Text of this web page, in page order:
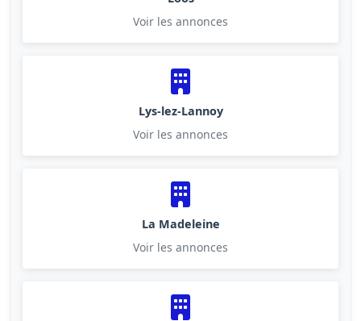
Voir les annonces
Lys-lez-Lannoy
Voir les annonces
La Madeleine
Voir les annonces